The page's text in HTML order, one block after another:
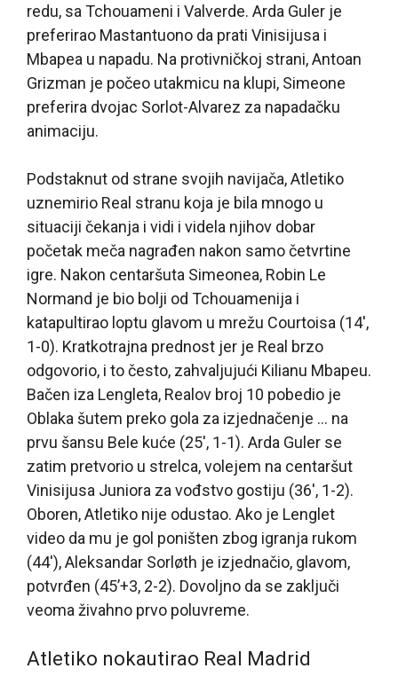
redu, sa Tchouameni i Valverde. Arda Guler je
preferirao Mastantuono da prati Vinisijusa i
Mbapea u napadu. Na protivničkoj strani, Antoan
Grizman je počeo utakmicu na klupi, Simeone
preferira dvojac Sorlot-Alvarez za napadačku
animaciju.
Podstaknut od strane svojih navijača, Atletiko
uznemirio Real stranu koja je bila mnogo u
situaciji čekanja i vidi i videla njihov dobar
početak meča nagrađen nakon samo četvrtine
igre. Nakon centaršuta Simeonea, Robin Le
Normand je bio bolji od Tchouamenija i
katapultirao loptu glavom u mrežu Courtoisa (14′,
1-0). Kratkotrajna prednost jer je Real brzo
odgovorio, i to često, zahvaljujući Kilianu Mbapeu.
Bačen iza Lengleta, Realov broj 10 pobedio je
Oblaka šutem preko gola za izjednačenje … na
prvu šansu Bele kuće (25′, 1-1). Arda Guler se
zatim pretvorio u strelca, volejem na centaršut
Vinisijusa Juniora za vođstvo gostiju (36′, 1-2).
Oboren, Atletiko nije odustao. Ako je Lenglet
video da mu je gol poništen zbog igranja rukom
(44′), Aleksandar Sorløth je izjednačio, glavom,
potvrđen (45’+3, 2-2). Dovoljno da se zaključi
veoma živahno prvo poluvreme.
Atletiko nokautirao Real Madrid